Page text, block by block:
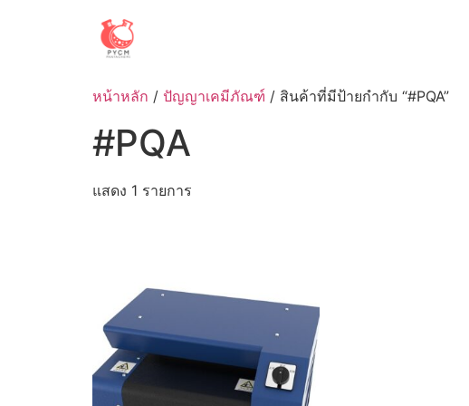
หน้าหลัก / ปัญญาเคมีภัณฑ์ / สินค้าที่มีป้ายกำกับ “#PQA”
#PQA
แสดง 1 รายการ